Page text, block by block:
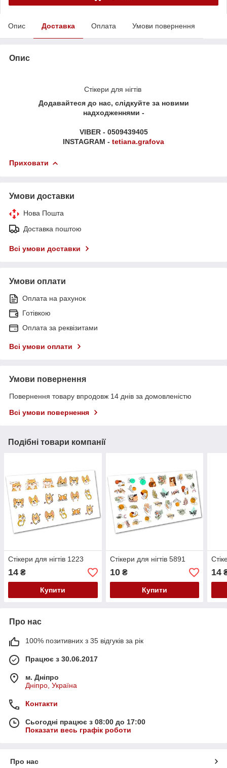
Опис Доставка Оплата Умови повернення
Опис
Стікери для нігтів
Додавайтеся до нас, слідкуйте за новими
надходженнями -
VIBER - 0509439405
INSTAGRAM - tetiana.grafova
Приховати
Умови доставки
Нова Пошта
Доставка поштою
Всі умови доставки
Умови оплати
Оплата на рахунок
Готівкою
Оплата за реквізитами
Всі умови оплати
Умови повернення
Повернення товару впродовж 14 днів за домовленістю
Всі умови повернення
Подібні товари компанії
Стікери для нігтів 1223
14 ₴
Купити
Стікери для нігтів 5891
10₴
Купити
14
Про нас
100% позитивних з 35 відгуків за рік
Працює з 30.06.2017
м. Дніпро
Дніпро, Україна
Контакти
Сьогодні працює з 08:00 до 17:00
Показати весь графік роботи
Про нас